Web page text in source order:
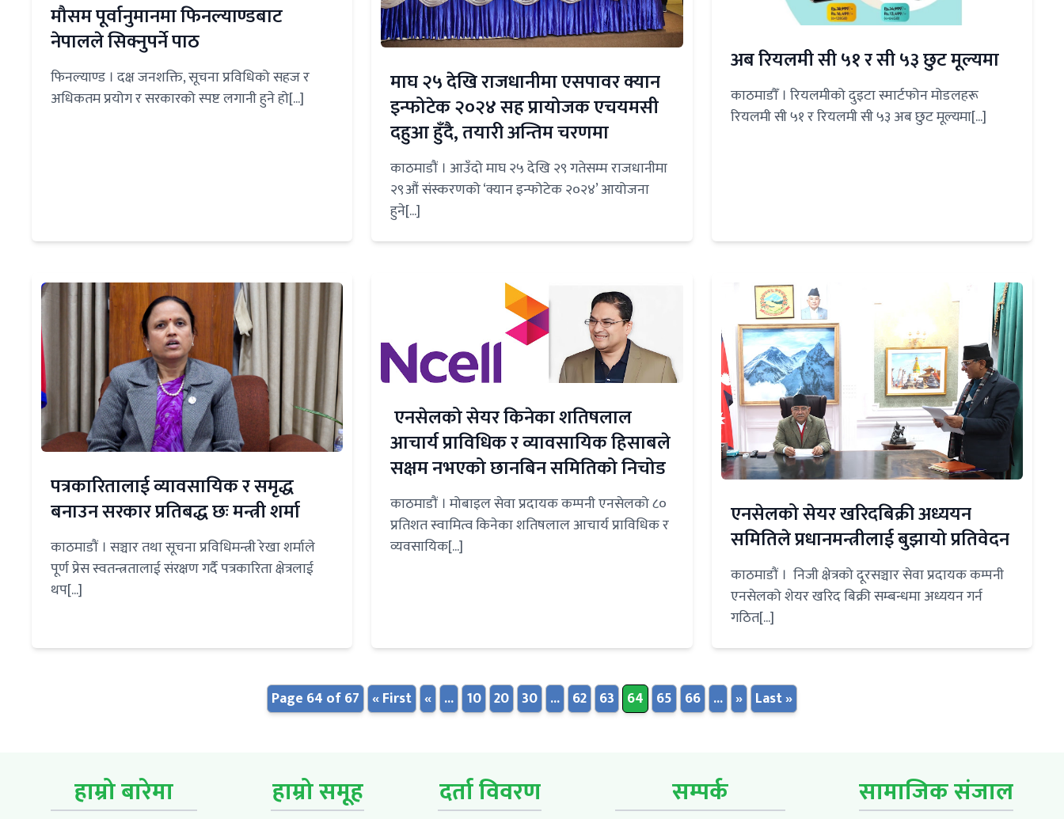
मौसम पूर्वानुमानमा फिनल्याण्डबाट
नेपालले सिक्नुपर्ने पाठ
फिनल्याण्ड । दक्ष जनशक्ति, सूचना प्रविधिको सहज र
अधिकतम प्रयोग र सरकारको स्पष्ट लगानी हुने हो[...]
माघ २५ देखि राजधानीमा एसपावर क्यान
इन्फोटेक २०२४ सह प्रायोजक एचयमसी
दहुआ हुँदै, तयारी अन्तिम चरणमा
काठमाडौं । आउँदो माघ २५ देखि २९ गतेसम्म राजधानीमा
२९औं संस्करणको ‘क्यान इन्फोटेक २०२४’ आयोजना
हुने[...]
अब रियलमी सी ५१ र सी ५३ छुट मूल्यमा
काठमाडौँ । रियलमीको दुइटा स्मार्टफोन मोडलहरू
रियलमी सी ५१ र रियलमी सी ५३ अब छुट मूल्यमा[...]
पत्रकारितालाई व्यावसायिक र समृद्ध
बनाउन सरकार प्रतिबद्ध छः मन्त्री शर्मा
काठमाडौं । सञ्चार तथा सूचना प्रविधिमन्त्री रेखा शर्माले
पूर्ण प्रेस स्वतन्त्रतालाई संरक्षण गर्दै पत्रकारिता क्षेत्रलाई
थप[...]
एनसेलको सेयर किनेका शतिषलाल
आचार्य प्राविधिक र व्यावसायिक हिसाबले
सक्षम नभएको छानबिन समितिको निचोड
काठमाडौं । मोबाइल सेवा प्रदायक कम्पनी एनसेलको ८०
प्रतिशत स्वामित्व किनेका शतिषलाल आचार्य प्राविधिक र
व्यवसायिक[...]
एनसेलको सेयर खरिदबिक्री अध्ययन
समितिले प्रधानमन्त्रीलाई बुझायो प्रतिवेदन
काठमाडौं । निजी क्षेत्रको दूरसञ्चार सेवा प्रदायक कम्पनी
एनसेलको शेयर खरिद बिक्री सम्बन्धमा अध्ययन गर्न
गठित[...]
Page 64 of 67 « First « ... 10 20 30 ... 62 63 64 65 66 ... » Last »
हाम्रो बारेमा हाम्रो समूह दर्ता विवरण सम्पर्क सामाजिक संजाल